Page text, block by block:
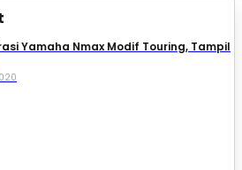
Yamaha Nmax Modif Touring, Tampil